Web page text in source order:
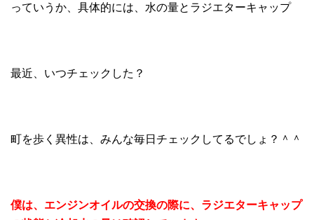
っていうか、具体的には、水の量とラジエターキャップ
最近、いつチェックした？
町を歩く異性は、みんな毎日チェックしてるでしょ？＾＾
僕は、エンジンオイルの交換の際に、ラジエターキャップ